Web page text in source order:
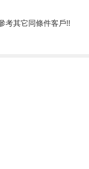
考其它同條件客戶!!